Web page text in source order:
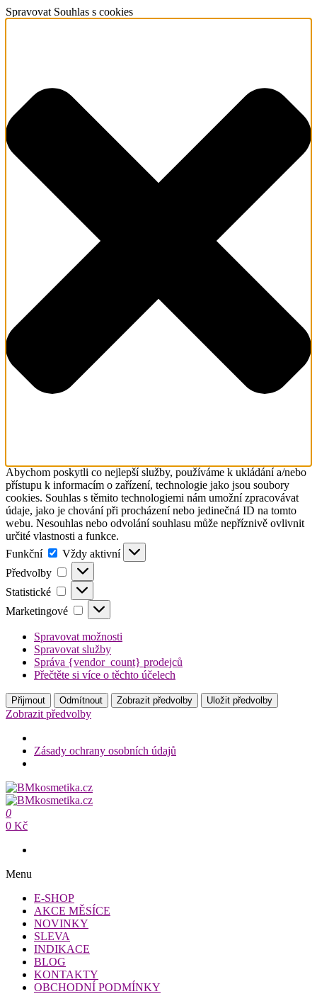
Spravovat Souhlas s cookies
Abychom poskytli co nejlepší služby, používáme k ukládání a/nebo
přístupu k informacím o zařízení, technologie jako jsou soubory
cookies. Souhlas s těmito technologiemi nám umožní zpracovávat
údaje, jako je chování při procházení nebo jedinečná ID na tomto
webu. Nesouhlas nebo odvolání souhlasu může nepříznivě ovlivnit
určité vlastnosti a funkce.
Funkční
Funkční
Vždy aktivní
Předvolby
Předvolby
Statistické Statistické
Marketingové Marketingové
Spravovat možnosti
Spravovat služby
Správa {vendor_count} prodejců
Přečtěte si více o těchto účelech
Přijmout Odmítnout Zobrazit předvolby Uložit předvolby
Zobrazit předvolby
Zásady ochrany osobních údajů
Přeskočit
na
obsah
BMkosmetika.cz
BMkosmetika.cz
0
0 Kč
Menu
E-SHOP
AKCE MĚSÍCE
NOVINKY
SLEVA
INDIKACE
BLOG
KONTAKTY
OBCHODNÍ PODMÍNKY